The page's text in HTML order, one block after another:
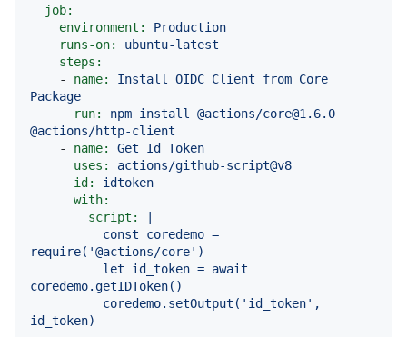
job:
environment:
Production
runs-on:
ubuntu-latest
steps:
-
name: Install OIDC Client from Core
Package
run:
npm install
@actions/core@1.6.0
@actions/http-client
-
name: Get Id
Token
uses:
actions/github-script@v8
id:
idtoken
with:
script:
require('@actions/core')
coredemo.getIDToken()